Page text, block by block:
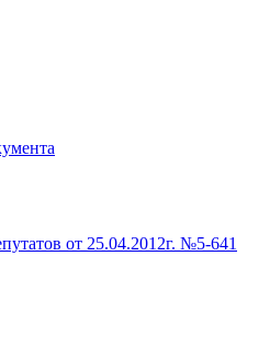
от 25.04.2012г. №5-641